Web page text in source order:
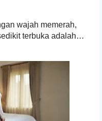
wajah memerah,
terbuka adalah…